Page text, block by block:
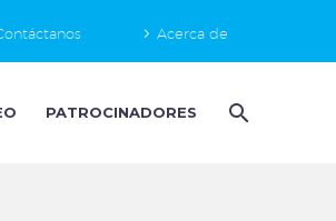
Acerca de
PATROCINADORES